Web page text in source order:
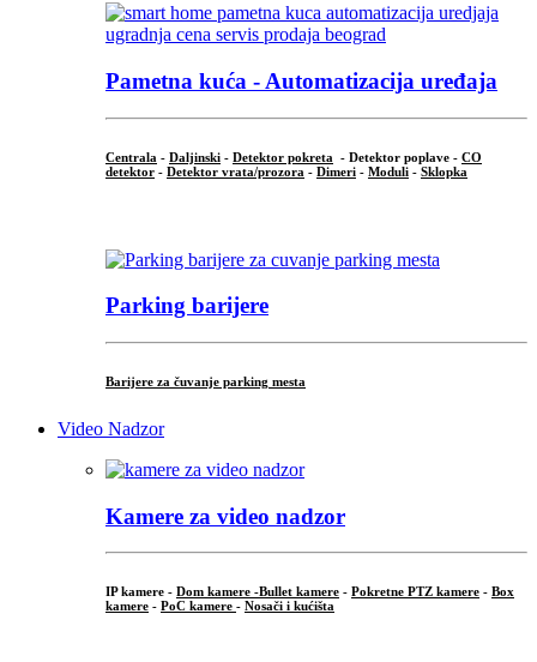
Pametna kuća - Automatizacija uređaja
Centrala - Daljinski - Detektor pokreta - Detektor poplave - CO
detektor - Detektor vrata/prozora - Dimeri - Moduli - Sklopka
Parking barijere
Barijere za čuvanje parking mesta
Video Nadzor
Kamere za video nadzor
IP kamere - Dom kamere -Bullet kamere - Pokretne PTZ kamere - Box
kamere - PoC kamere - Nosači i kućišta